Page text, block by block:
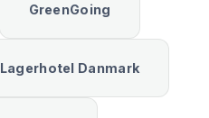
GreenGoing
Lagerhotel Danmark